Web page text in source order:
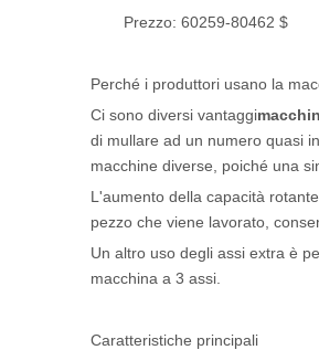
Prezzo: 60259-80462 $
Perché i produttori usano la
Ci sono diversi vantaggi
di mullare ad un numero quasi
macchine diverse, poiché una
L'aumento della capacità
pezzo che viene lavorato,
Un altro uso degli assi extra è
macchina a 3 assi.
Caratteristiche principali